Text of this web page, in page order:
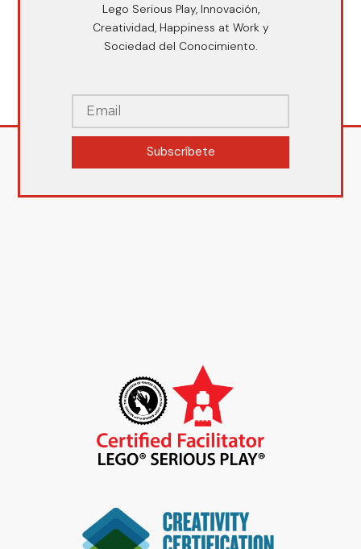
Lego Serious Play, Innovación,
Creatividad, Happiness at Work y
Sociedad del Conocimiento.
Subscríbete